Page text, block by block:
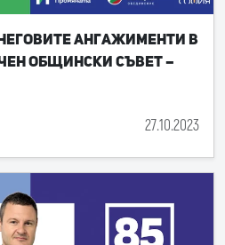
ангажименти в
общински съвет –
27.10.2023